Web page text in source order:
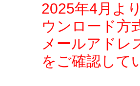
2025年4月よ
ウンロード方
メールアドレ
をご確認して